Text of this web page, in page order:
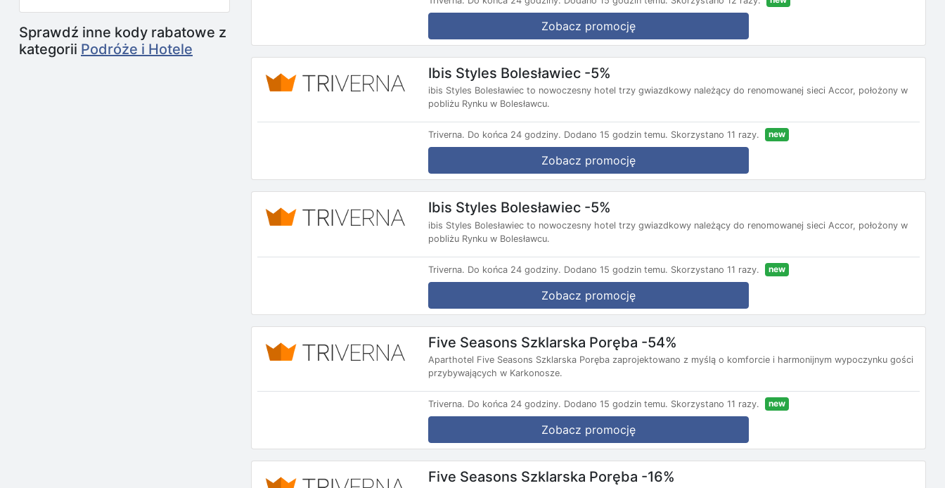
Sprawdź inne kody rabatowe z
kategorii Podróże i Hotele
Zobacz promocję
Ibis Styles Bolesławiec -5%
ibis Styles Bolesławiec to nowoczesny hotel trzy gwiazdkowy należący do renomowanej sieci Accor, położony w
pobliżu Rynku w Bolesławcu.
Triverna. Do końca 24 godziny. Dodano 15 godzin temu. Skorzystano 11 razy. new
Zobacz promocję
Ibis Styles Bolesławiec -5%
ibis Styles Bolesławiec to nowoczesny hotel trzy gwiazdkowy należący do renomowanej sieci Accor, położony w
pobliżu Rynku w Bolesławcu.
Triverna. Do końca 24 godziny. Dodano 15 godzin temu. Skorzystano 11 razy. new
Zobacz promocję
Five Seasons Szklarska Poręba -54%
Aparthotel Five Seasons Szklarska Poręba zaprojektowano z myślą o komforcie i harmonijnym wypoczynku gości
przybywających w Karkonosze.
Triverna. Do końca 24 godziny. Dodano 15 godzin temu. Skorzystano 11 razy. new
Zobacz promocję
Five Seasons Szklarska Poręba -16%